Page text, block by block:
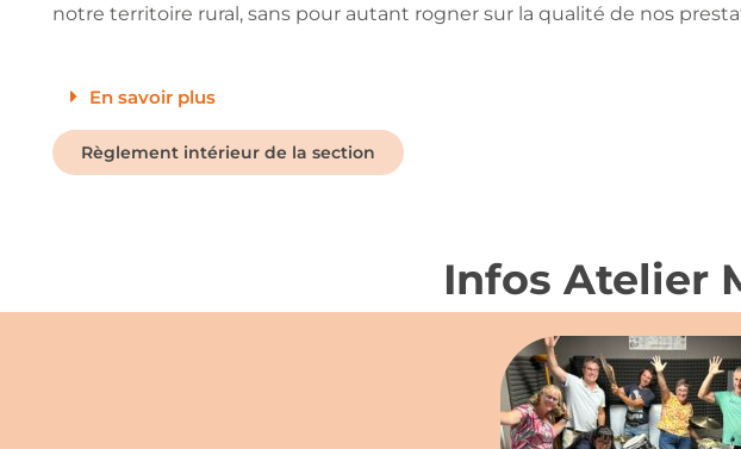
notre territoire rural, sans pour autant rogner sur la qualité de nos
En savoir plus
Règlement intérieur de la section
Infos Atelier